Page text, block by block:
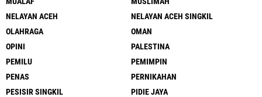
NELAYAN ACEH
NELAYAN ACEH SINGKIL
OLAHRAGA
OMAN
OPINI
PALESTINA
PEMILU
PEMIMPIN
PENAS
PERNIKAHAN
PESISIR SINGKIL
PIDIE JAYA